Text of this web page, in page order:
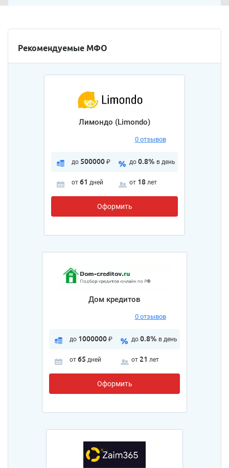
Рекомендуемые МФО
Лимондо (Limondo)
0 отзывов
до 500000 ₽ до 0.8% в день
от 61 дней от 18 лет
Оформить
Дом кредитов
0 отзывов
до 1000000 ₽ до 0.8% в день
от 65 дней от 21 лет
Оформить